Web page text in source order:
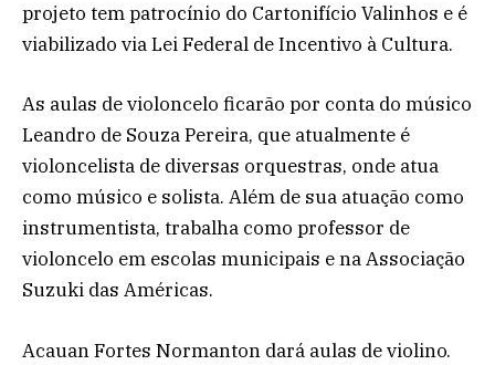
projeto tem patrocínio do Cartonifício Valinhos e é
viabilizado via Lei Federal de Incentivo à Cultura.
As aulas de violoncelo ficarão por conta do músico
Leandro de Souza Pereira, que atualmente é
violoncelista de diversas orquestras, onde atua
como músico e solista. Além de sua atuação como
instrumentista, trabalha como professor de
violoncelo em escolas municipais e na Associação
Suzuki das Américas.
Acauan Fortes Normanton dará aulas de violino.